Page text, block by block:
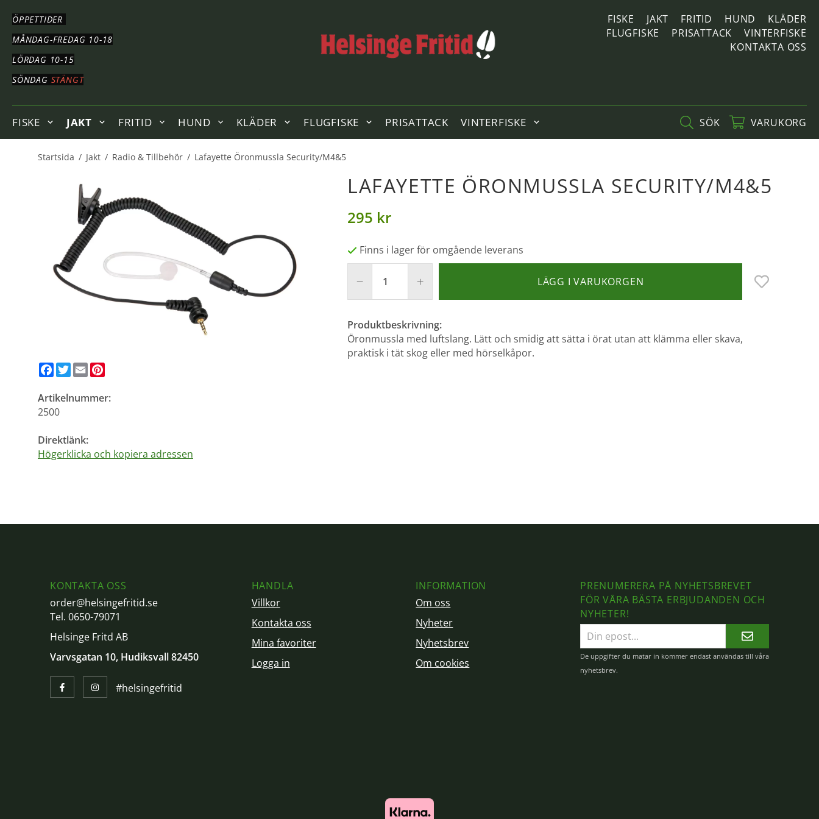
TILL
HUVUDNAVIGERINGHOPPA
TILL
HUVUDINNEHÅLLET
ÖPPETTIDER
MÅNDAG-FREDAG 10-18
LÖRDAG 10-15
SÖNDAG STÄNGT
FISKE JAKT FRITID HUND
KLÄDER
FLUGFISKE
PRISATTACK
VINTERFISKE
KONTAKTA OSS
FISKE JAKT FRITID HUND KLÄDER FLUGFISKE PRISATTACK VINTERFISKE SÖK VARUKORG
Startsida / Jakt / Radio & Tillbehör / Lafayette Öronmussla Security/M4&5
LAFAYETTE ÖRONMUSSLA SECURITY/M4&5
295 kr
Finns i lager för omgående leverans
LÄGG I VARUKORGEN
Produktbeskrivning:
Öronmussla med luftslang. Lätt och smidig att sätta i örat utan att klämma eller skava,
praktisk i tät skog eller med hörselkåpor.
Facebook
Twitter
Email
Artikelnummer:
2500
Direktlänk:
Högerklicka och kopiera adressen
KONTAKTA OSS
order@helsingefritid.se
Tel. 0650-79071
Helsinge Fritd AB
Varvsgatan 10, Hudiksvall 82450
#helsingefritid
HANDLA
Villkor
Kontakta oss
Mina favoriter
Logga in
INFORMATION
Om oss
Nyheter
Nyhetsbrev
Om cookies
PRENUMERERA PÅ NYHETSBREVET
FÖR VÅRA BÄSTA ERBJUDANDEN OCH
NYHETER!
E-
postadress
De uppgifter du matar in kommer endast användas till våra
nyhetsbrev.